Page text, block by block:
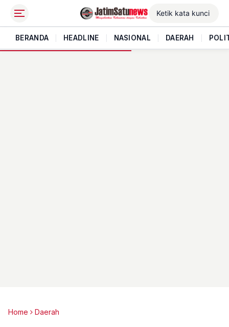
BERANDA HEADLINE NASIONAL DAERAH
Home Daerah